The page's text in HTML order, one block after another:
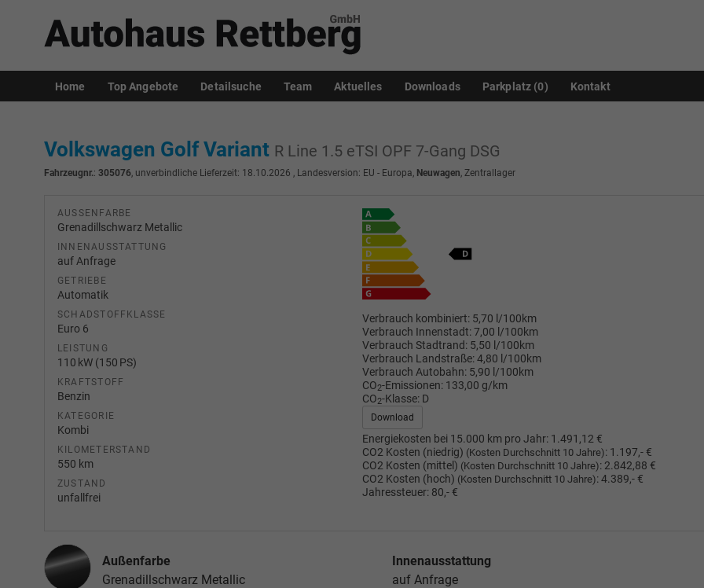
Home Top Angebote Detailsuche Team Aktuelles Downloads Parkplatz (0) Kontakt
Volkswagen Golf Variant R Line 1.5 eTSI OPF 7-Gang DSG
Fahrzeugnr.: 305076, unverbindliche Lieferzeit: 18.10.2026 , Landesversion: EU - Europa, Neuwagen, Zentrallager
AUSSENFARBE
Grenadillschwarz Metallic
INNENAUSSTATTUNG
auf Anfrage
GETRIEBE
Automatik
SCHADSTOFFKLASSE
Euro 6
LEISTUNG
110 kW (150 PS)
KRAFTSTOFF
Benzin
KATEGORIE
Kombi
KILOMETERSTAND
550 km
ZUSTAND
unfallfrei
Verbrauch kombiniert: 5,70 l/100km
Verbrauch Innenstadt:7,00 l/100km
Verbrauch Stadtrand: 5,50 l/100km
Verbrauch Landstraße:4,80 l/100km
Verbrauch Autobahn: 5,90 l/100km
CO2-Emissionen: 133,00 g/km
CO2-Klasse: D
Download
Energiekosten bei 15.000 km pro Jahr: 1.491,12 €
CO2 Kosten (niedrig) (Kosten Durchschnitt 10 Jahre): 1.197,- €
CO2 Kosten (mittel) (Kosten Durchschnitt 10 Jahre): 2.842,88 €
CO2 Kosten (hoch) (Kosten Durchschnitt 10 Jahre):4.389,- €
Jahressteuer: 80,- €
Außenfarbe
Grenadillschwarz Metallic
Innenausstattung
auf Anfrage